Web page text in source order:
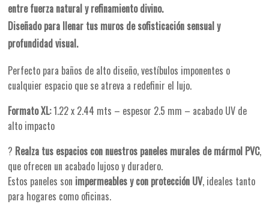
entre fuerza natural y refinamiento divino.
Diseñado para llenar tus muros de sofisticación sensual y
profundidad visual.
Perfecto para baños de alto diseño, vestíbulos imponentes o
cualquier espacio que se atreva a redefinir el lujo.
Formato XL:1.22 x 2.44 mts – espesor 2.5 mm – acabado UV de
alto impacto
? Realza tus espacios con nuestros paneles murales de mármol PVC,
que ofrecen un acabado lujoso y duradero.
Estos paneles son impermeables y con protección UV, ideales tanto
para hogares como oficinas.